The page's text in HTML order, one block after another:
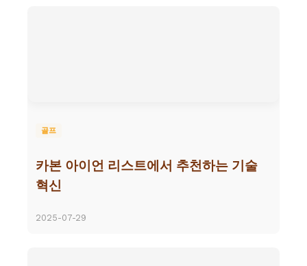
골프
카본 아이언 리스트에서 추천하는 기술
혁신
2025-07-29